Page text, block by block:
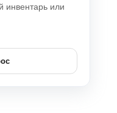
инвентарь или